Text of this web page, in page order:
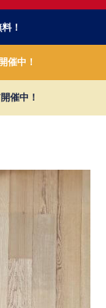
a
o
！
催中！
催中！